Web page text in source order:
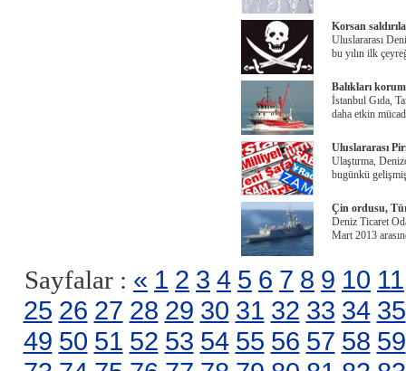
Korsan
Uluslararası
bu yılın ilk
Balıkları
İstanbul Gıda,
daha etkin
Uluslararası
Ulaştırma,
bugünkü
Çin ordusu,
Deniz Ticaret
Mart 2013
Sayfalar : « 1 2 3 4 5 6 7 8 9 10 11
25 26 27 28 29 30 31 32 33 34 35
49 50 51 52 53 54 55 56 57 58 59